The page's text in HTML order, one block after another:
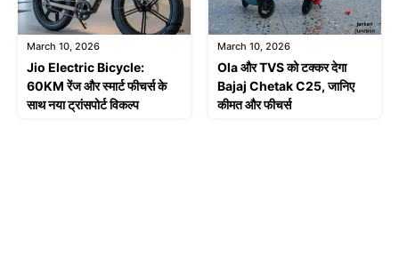
March 10, 2026
Jio Electric Bicycle:
60KM रेंज और स्मार्ट फीचर्स के
साथ नया ट्रांसपोर्ट विकल्प
March 10, 2026
Ola और TVS को टक्कर देगा
Bajaj Chetak C25, जानिए
कीमत और फीचर्स